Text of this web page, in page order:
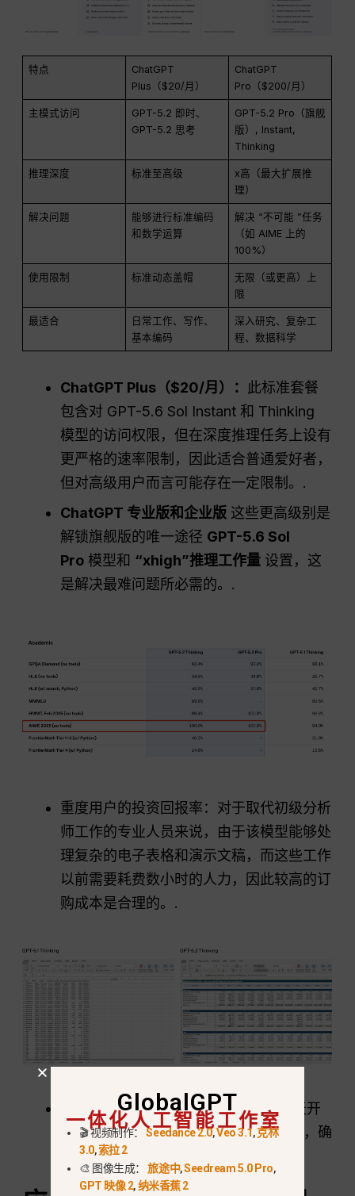
特点
ChatGPT
Plus（$20/月）
ChatGPT
Pro（$200/月）
主模式访问
GPT-5.2 即时、
GPT-5.2 思考
GPT-5.2 Pro（旗舰
版）, Instant,
Thinking
推理深度 标准至高级
x高（最大扩展推
理）
解决问题
能够进行标准编码
和数学运算
解决 “不可能 ”任务
（如 AIME 上的
100%）
使用限制 标准动态盖帽
无限（或更高）上
限
最适合
日常工作、写作、
基本编码
深入研究、复杂工
程、数据科学
ChatGPT Plus（$20/月）： 此标准套餐
包含对 GPT-5.6 Sol Instant 和 Thinking
模型的访问权限，但在深度推理任务上设有
更严格的速率限制，因此适合普通爱好者，
但对高级用户而言可能存在一定限制。.
ChatGPT 专业版和企业版 这些更高级别是
解锁旗舰版的唯一途径 GPT-5.6 Sol
Pro 模型和 “xhigh”推理工作量 设置，这
是解决最难问题所必需的。.
重度用户的投资回报率：对于取代初级分析
师工作的专业人员来说，由于该模型能够处
理复杂的电子表格和演示文稿，而这些工作
以前需要耗费数小时的人力，因此较高的订
购成本是合理的。.
可用性时间表：企业和商业用户从今天开
始就可以立即访问 5.2 模型的全套功能，确
保企业可以立即部署这些功能。.
GlobalGPT
一体化人工智能工作室
🎬 视频制作：Seedance 2.0,Veo 3.1,克林
3.0,索拉 2
🎨 图像生成：旅途中,Seedream 5.0 Pro,
GPT 映像 2,纳米香蕉 2